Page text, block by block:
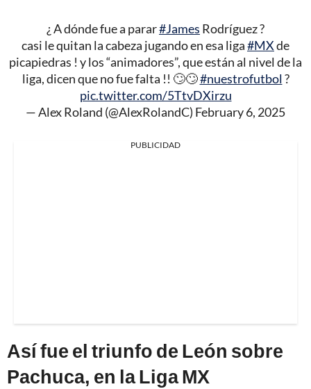
¿ A dónde fue a parar#James Rodríguez ?
casi le quitan la cabeza jugando en esa liga#MXde
picapiedras ! y los “animadores”, que están al nivel de la
liga, dicen que no fue falta !! 🙄🙄#nuestrofutbol?
pic.twitter.com/5TtvDXirzu
— Alex Roland (@AlexRolandC) February 6, 2025
PUBLICIDAD
Así fue el triunfo de León sobre
Pachuca, en la Liga MX